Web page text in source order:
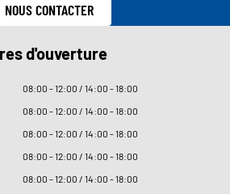
NOUS CONTACTER
d'ouverture
08:00 - 12:00 / 14:00 - 18:00
08:00 - 12:00 / 14:00 - 18:00
08:00 - 12:00 / 14:00 - 18:00
08:00 - 12:00 / 14:00 - 18:00
08:00 - 12:00 / 14:00 - 18:00